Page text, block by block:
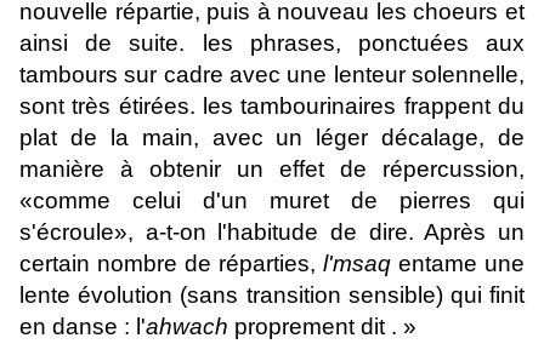
nouvelle répartie, puis à nouveau les choeurs et
ainsi de suite. les phrases, ponctuées aux
tambours sur cadre avec une lenteur solennelle,
sont très étirées. les tambourinaires frappent du
plat de la main, avec un léger décalage, de
manière à obtenir un effet de répercussion,
«comme celui d'un muret de pierres qui
s'écroule», a-t-on l'habitude de dire. Après un
certain nombre de réparties, l'msaq entame une
lente évolution (sans transition sensible) qui finit
en danse : l'ahwach proprement dit . »